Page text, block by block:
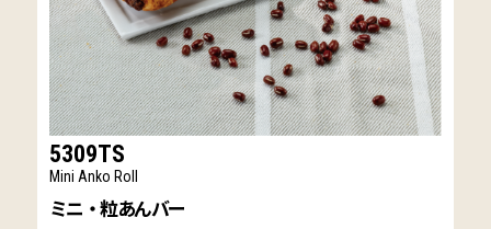
5309TS
Mini Anko Roll
ミニ・粒あんバー